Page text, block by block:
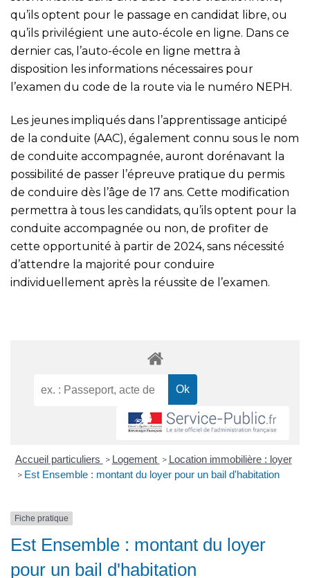
qu’ils optent pour le passage en candidat libre, ou
qu’ils privilégient une auto-école en ligne. Dans ce
dernier cas, l’auto-école en ligne mettra à
disposition les informations nécessaires pour
l’examen du code de la route via le numéro NEPH.
Les jeunes impliqués dans l’apprentissage anticipé
de la conduite (AAC), également connu sous le nom
de conduite accompagnée, auront dorénavant la
possibilité de passer l’épreuve pratique du permis
de conduire dès l’âge de 17 ans. Cette modification
permettra à tous les candidats, qu’ils optent pour la
conduite accompagnée ou non, de profiter de
cette opportunité à partir de 2024, sans nécessité
d’attendre la majorité pour conduire
individuellement après la réussite de l’examen.
Accueil particuliers > Logement > Location immobilière : loyer
> Est Ensemble : montant du loyer pour un bail d'habitation
Fiche pratique
Est Ensemble : montant du loyer
pour un bail d'habitation